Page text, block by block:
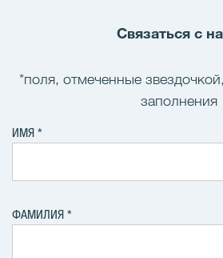
Связаться с
*поля, отмеченные
заполнения
ИМЯ
ФАМИЛИЯ